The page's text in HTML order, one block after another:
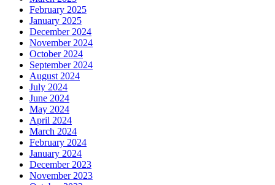
February 2025
January 2025
December 2024
November 2024
October 2024
September 2024
August 2024
July 2024
June 2024
May 2024
April 2024
March 2024
February 2024
January 2024
December 2023
November 2023